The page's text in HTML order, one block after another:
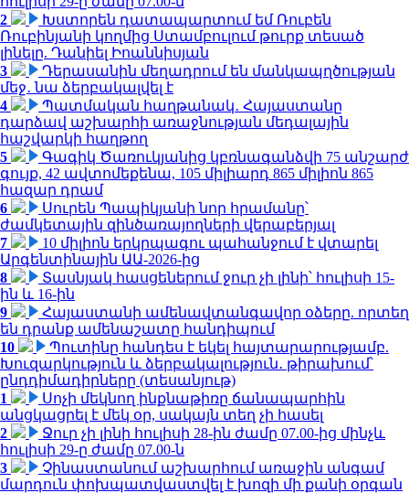
2
Խստորեն դատապարտում եմ Ռուբեն
Ռուբինյանի կողմից Ստամբուլում թուրք տեսած
լինելը. Դանիել Իոաննիսյան
3
Դերասանին մեղադրում են մանկապղծության
մեջ․ նա ձերբակալվել է
4
Պատմական հաղթանակ․ Հայաստանը
դարձավ աշխարհի առաջնության մեդալային
հաշվարկի հաղթող
5
Գագիկ Ծառուկյանից կբռնագանձվի 75 անշարժ
գույք, 42 ավտոմեքենա, 105 միլիարդ 865 միլիոն 865
հազար դրամ
6
Սուրեն Պապիկյանի նոր հրամանը՝
ժամկետային զինծառայողների վերաբերյալ
7
10 միլիոն երկրպագու պահանջում է վտարել
Արգենտինային ԱԱ-2026-ից
8
Տասնյակ հասցեներում ջուր չի լինի՝ հուլիսի 15-
ին և 16-ին
9
Հայաստանի ամենավտանգավոր օձերը. որտեղ
են դրանք ամենաշատը հանդիպում
10
Պուտինը հանդես է եկել հայտարարությամբ.
Խուզարկություն և ձերբակալություն․ թիրախում՝
ընդդիմադիրները (տեսանյութ)
1
Սոչի մեկնող ինքնաթիռը ճանապարհին
անցկացրել է մեկ օր, սակայն տեղ չի հասել
2
Ջուր չի լինի հուլիսի 28-ին ժամը 07.00-ից մինչև
հուլիսի 29-ը ժամը 07.00-ն
3
Չինաստանում աշխարհում առաջին անգամ
մարդուն փոխպատվաստվել է խոզի մի քանի օրգան